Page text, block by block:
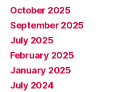
October 2025
September 2025
July 2025
February 2025
January 2025
July 2024